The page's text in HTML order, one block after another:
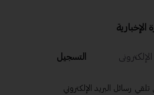
الإخبارية
التسجيل
تلقي رسائل البريد الإلكتروني